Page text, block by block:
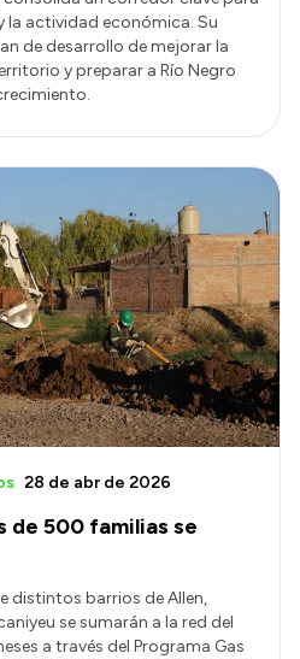
la actividad económica. Su
de desarrollo de mejorar la
y preparar a Río Negro
de 500 familias se
28 de abr de 2026
distintos barrios de Allen,
se sumarán a la red del
a través del Programa Gas